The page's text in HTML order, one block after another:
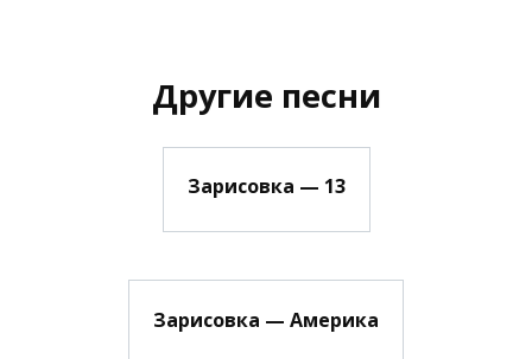
Другие песни
Зарисовка — 13
Зарисовка — Америка